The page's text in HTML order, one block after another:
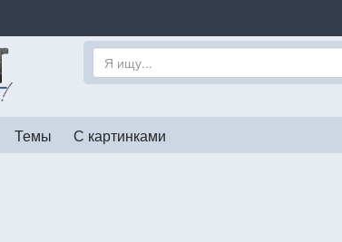
Темы С картинками